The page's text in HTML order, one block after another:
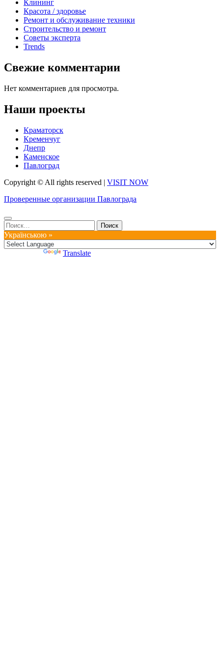
Клининг
Красота / здоровье
Ремонт и обслуживание техники
Строительство и ремонт
Советы эксперта
Trends
Свежие комментарии
Нет комментариев для просмотра.
Наши проекты
Краматорск
Кременчуг
Днепр
Каменское
Павлоград
Copyright © All rights reserved | VISIT NOW
Проверенные организации Павлограда
Найти:
Українською »
Translate